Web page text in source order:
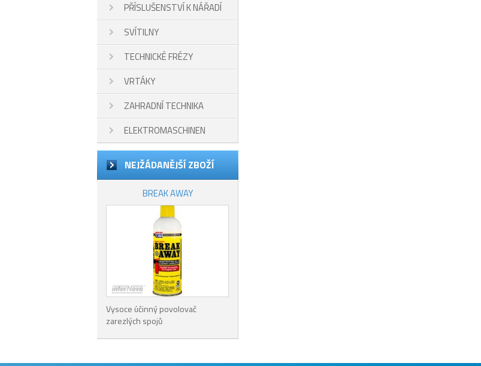
PŘÍSLUŠENSTVÍ K NÁŘADÍ
SVÍTILNY
TECHNICKÉ FRÉZY
VRTÁKY
ZAHRADNÍ TECHNIKA
ELEKTROMASCHINEN
NEJŽÁDANĚJŠÍ ZBOŽÍ
BREAK AWAY
Vysoce účinný povolovač
zarezlých spojů